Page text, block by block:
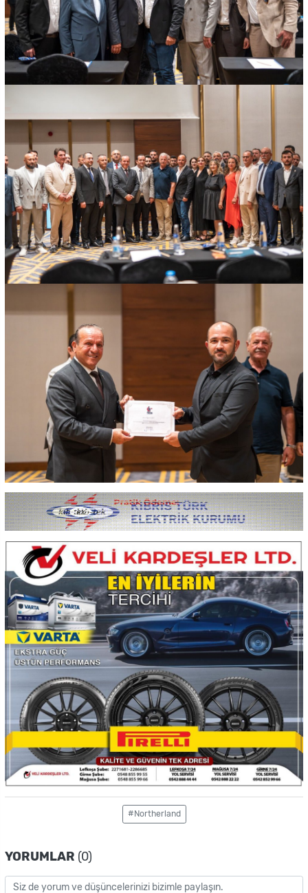
#Northerland
YORUMLAR (0)